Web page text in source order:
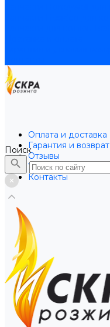
Оплата и доставка
Гарантия и возврат
Отзывы
Услуги
Контакты
Поиск